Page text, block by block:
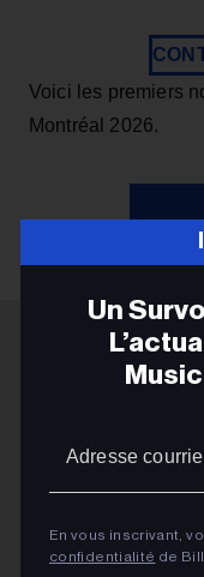
Un
En vous inscrivant,
confidentialité de
Voici les premiers
Montréal 2026.